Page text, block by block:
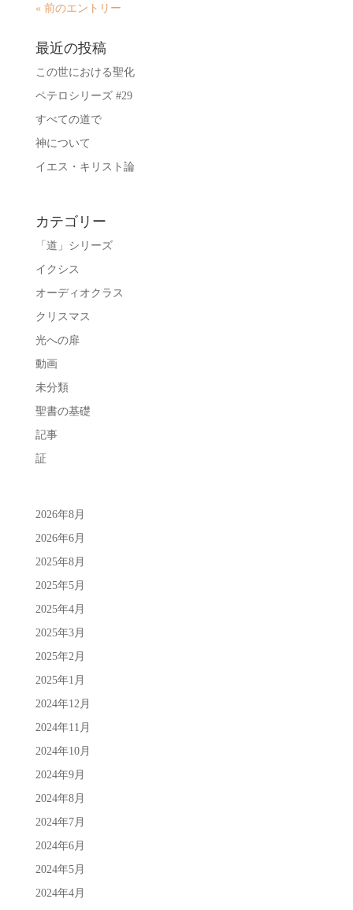
« 前のエントリー
最近の投稿
この世における聖化
ペテロシリーズ #29
すべての道で
神について
イエス・キリスト論
カテゴリー
「道」シリーズ
イクシス
オーディオクラス
クリスマス
光への扉
動画
未分類
聖書の基礎
記事
証
2026年8月
2026年6月
2025年8月
2025年5月
2025年4月
2025年3月
2025年2月
2025年1月
2024年12月
2024年11月
2024年10月
2024年9月
2024年8月
2024年7月
2024年6月
2024年5月
2024年4月